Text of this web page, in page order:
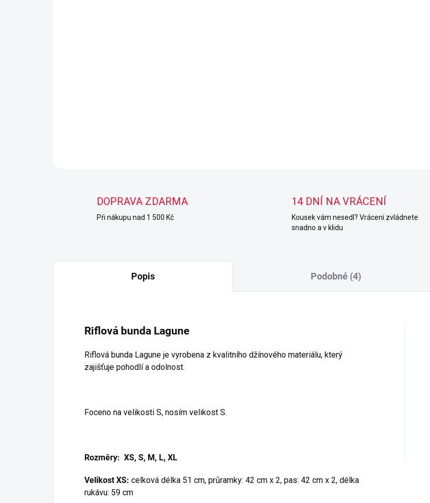
DOPRAVA ZDARMA
Při nákupu nad 1 500 Kč
14 DNÍ NA VRÁCENÍ
Kousek vám nesedl? Vrácení zvládnete
snadno a v klidu
Popis Podobné (4)
Riflová bunda Lagune
Riflová bunda Lagune je vyrobena z kvalitního džínového materiálu, který
zajišťuje pohodlí a odolnost.
Foceno na velikosti S, nosím velikost S.
Rozměry: XS, S, M, L, XL
Velikost XS: celková délka 51 cm, průramky: 42 cm x 2, pas: 42 cm x 2, délka
rukávu: 59 cm